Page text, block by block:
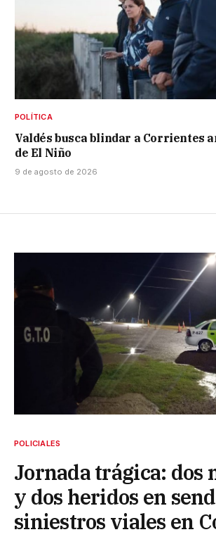
POLÍTICA
Valdés busca blindar a Corrientes
de El Niño
9 de agosto de 2026
POLICIALES
Jornada trágica: dos
y dos heridos en
siniestros viales en